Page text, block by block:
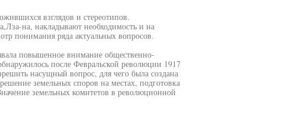
взглядов и стереотипов.
на, накладывают необходимость и на
понимания ряда актуальных вопросов.
повышенное внимание общественно-
после Февральской революции 1917
насущный вопрос, для чего была создана
земельных споров на местах, подготовка
земельных комитетов в революционной